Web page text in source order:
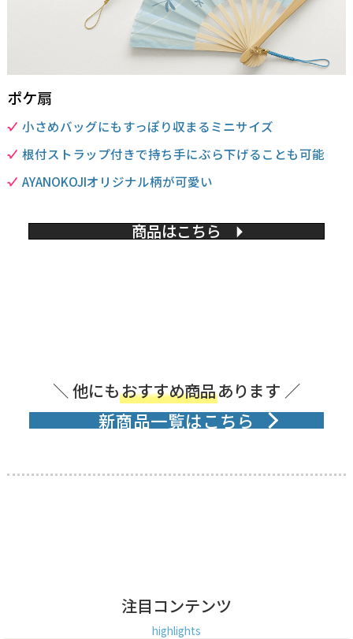
ポケ扇
小さめバッグにもすっぽり収まるミニサイズ
根付ストラップ付きで持ち手にぶら下げることも可能
AYANOKOJIオリジナル柄が可愛い
商品はこちら
＼ 他にもおすすめ商品あります ／
新商品一覧はこちら
注目コンテンツ
highlights